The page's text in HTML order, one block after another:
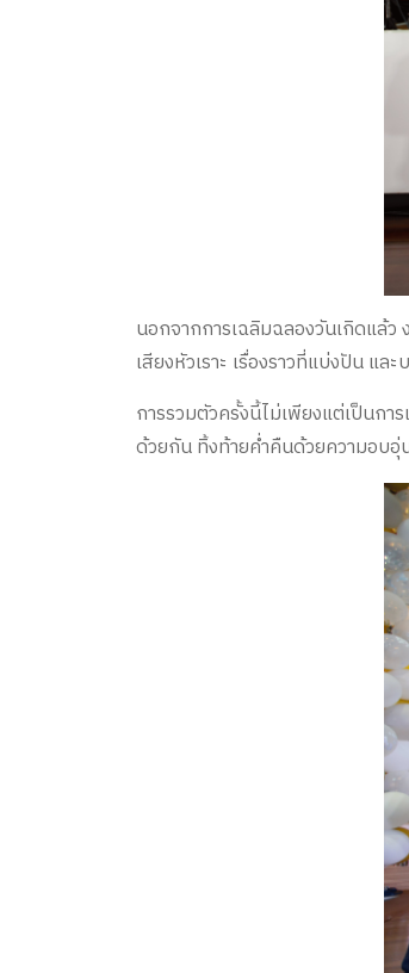
นอกจากการเฉลิมฉลองวันเกิดแล้ว
เสียงหัวเราะ เรื่องราวที่แบ่งปัน แ
การรวมตัวครั้งนี้ไม่เพียงแต่เป็นก
ด้วยกัน ทิ้งท้ายค่ำคืนด้วยความอบอุ่